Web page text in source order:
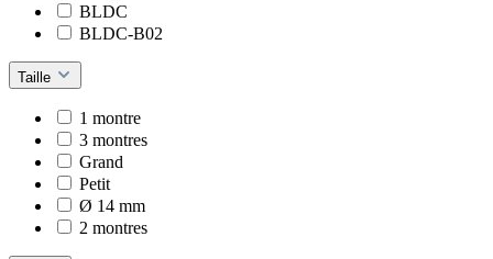
BLDC
BLDC-B02
Taille
1 montre
3 montres
Grand
Petit
Ø 14 mm
2 montres